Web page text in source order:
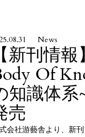
News
【新刊情
Of
知識体系
売
会社游藝舎より、新